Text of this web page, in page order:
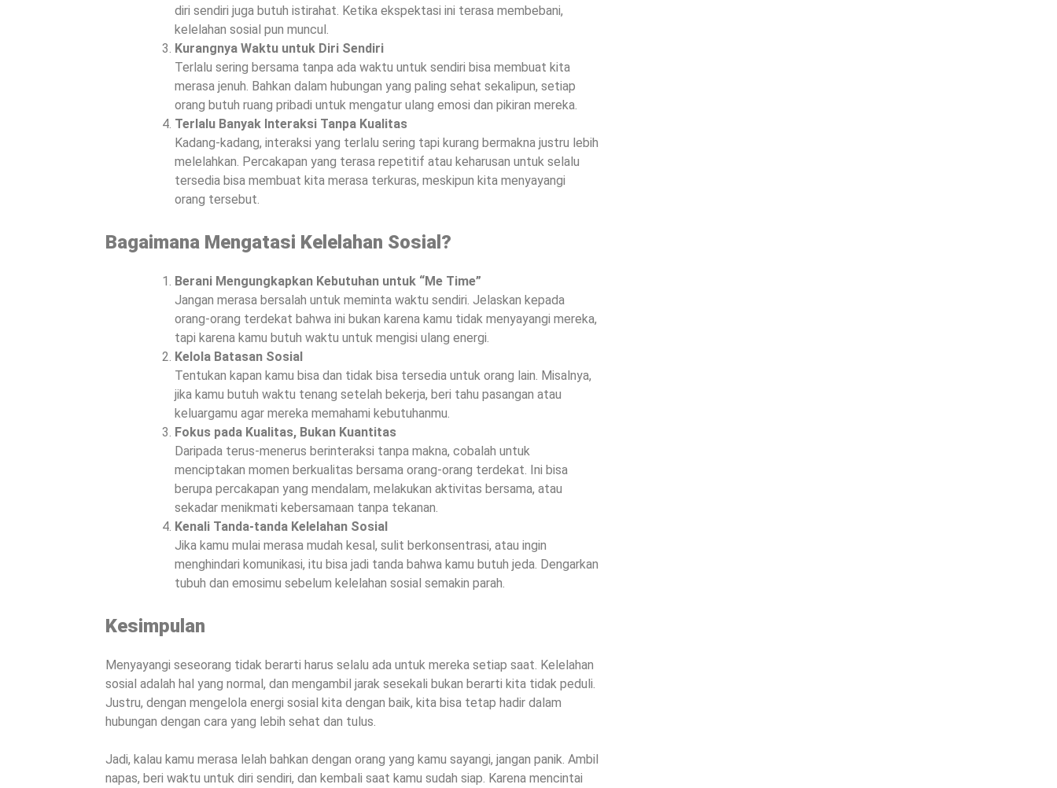
diri sendiri juga butuh istirahat. Ketika ekspektasi ini terasa membebani,
kelelahan sosial pun muncul.
Kurangnya Waktu untuk Diri Sendiri
Terlalu sering bersama tanpa ada waktu untuk sendiri bisa membuat kita
merasa jenuh. Bahkan dalam hubungan yang paling sehat sekalipun, setiap
orang butuh ruang pribadi untuk mengatur ulang emosi dan pikiran mereka.
Terlalu Banyak Interaksi Tanpa Kualitas
Kadang-kadang, interaksi yang terlalu sering tapi kurang bermakna justru lebih
melelahkan. Percakapan yang terasa repetitif atau keharusan untuk selalu
tersedia bisa membuat kita merasa terkuras, meskipun kita menyayangi
orang tersebut.
Bagaimana Mengatasi Kelelahan Sosial?
Berani Mengungkapkan Kebutuhan untuk “Me Time”
Jangan merasa bersalah untuk meminta waktu sendiri. Jelaskan kepada
orang-orang terdekat bahwa ini bukan karena kamu tidak menyayangi mereka,
tapi karena kamu butuh waktu untuk mengisi ulang energi.
Kelola Batasan Sosial
Tentukan kapan kamu bisa dan tidak bisa tersedia untuk orang lain. Misalnya,
jika kamu butuh waktu tenang setelah bekerja, beri tahu pasangan atau
keluargamu agar mereka memahami kebutuhanmu.
Fokus pada Kualitas, Bukan Kuantitas
Daripada terus-menerus berinteraksi tanpa makna, cobalah untuk
menciptakan momen berkualitas bersama orang-orang terdekat. Ini bisa
berupa percakapan yang mendalam, melakukan aktivitas bersama, atau
sekadar menikmati kebersamaan tanpa tekanan.
Kenali Tanda-tanda Kelelahan Sosial
Jika kamu mulai merasa mudah kesal, sulit berkonsentrasi, atau ingin
menghindari komunikasi, itu bisa jadi tanda bahwa kamu butuh jeda. Dengarkan
tubuh dan emosimu sebelum kelelahan sosial semakin parah.
Kesimpulan
Menyayangi seseorang tidak berarti harus selalu ada untuk mereka setiap saat. Kelelahan
sosial adalah hal yang normal, dan mengambil jarak sesekali bukan berarti kita tidak peduli.
Justru, dengan mengelola energi sosial kita dengan baik, kita bisa tetap hadir dalam
hubungan dengan cara yang lebih sehat dan tulus.
Jadi, kalau kamu merasa lelah bahkan dengan orang yang kamu sayangi, jangan panik. Ambil
napas, beri waktu untuk diri sendiri, dan kembali saat kamu sudah siap. Karena mencintai